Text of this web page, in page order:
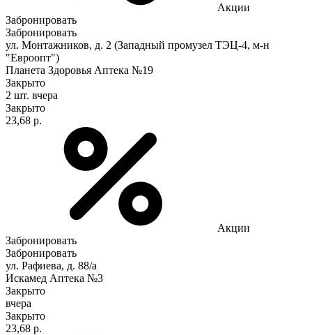
Акции
Забронировать
Забронировать
ул. Монтажников, д. 2 (Западный промузел ТЭЦ-4, м-н
"Евроопт")
Планета Здоровья Аптека №19
Закрыто
2 шт. вчера
Закрыто
23,68 р.
Акции
Забронировать
Забронировать
ул. Рафиева, д. 88/а
Искамед Аптека №3
Закрыто
вчера
Закрыто
23,68 р.